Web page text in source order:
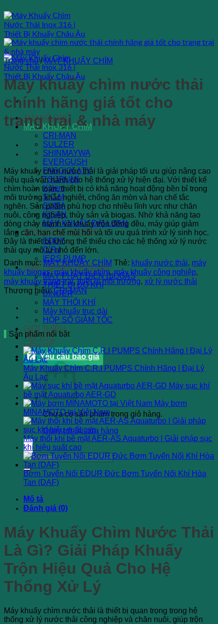
qua
nội
dung
TRANG CHỦ
MÁY KHUẤY CHÌM
CRI-MAN
SULZER
SHINMAYWA
EVERGUSH
FAGGIOLATY
TSURUMI
Xylem
S.C.M
SUMA
KISAN
MÁY KHUẤY ĐÀI LOAN
BƠM CÔNG NGHIỆP
EDDY
C.R.I
IERS PUMP
THIẾT BỊ MÔI TRƯỜNG
MÁY PHÁT ĐIỆN BIOGAS
THIẾT BỊ ĐO KHÍ
BINDER
MÁY THỔI KHÍ
Máy khuấy trục dài
HỘP SỐ GIẢM TỐC
GIỚI THIỆU
TIN TỨC
LIÊN HỆ
Yêu cầu báo giá
Chưa có sản phẩm trong giỏ hàng.
Quay trở lại cửa hàng
Tìm
kiếm:
Trang chủ / MÁY KHUẤY CHÌM
Máy khuấy chìm nước thải
chính hãng giá tốt cho
trang trại & nhà máy
Máy khuấy chìm nước thải là giải pháp tối ưu giúp nâng cao
hiệu quả vận hành cho hệ thống xử lý hiện đại. Với thiết kế
chìm hoàn toàn, thiết bị có khả năng hoạt động bền bỉ trong
môi trường khắc nghiệt, chống ăn mòn và hạn chế tắc
nghẽn. Sản phẩm phù hợp cho nhiều lĩnh vực như chăn
nuôi, công nghiệp, thủy sản và biogas. Nhờ khả năng tạo
dòng chảy mạnh và khuấy trộn đồng đều, máy giúp giảm
lắng cặn, hạn chế mùi hôi và tối ưu quá trình xử lý sinh học.
Đây là thiết bị không thể thiếu cho các hệ thống xử lý nước
thải quy mô từ nhỏ đến lớn.
Danh mục:MÁY KHUẤY CHÌM Thẻ: khuấy nước thải, máy
khuấy biogas,máy khuấy chìm,máy khuấy công nghiệp,
máy khuấy trang trại,thiết bị môi trường, xử lý nước thải
Thương hiệu:CRI-MAN
Sản phẩm nổi bật
Máy Khuấy Chìm C.R.I PUMPS Chính Hãng | Đại Lý
Âu Lạc
Máy sục khí
bề mặt Aquaturbo AER-GD
Máy bơm
MINAMOTO tại Việt Nam
Máy thổi khí bề mặt AER-AS Aquaturbo | Giải pháp sục
khí hiệu suất cao
Bơm Tuyển Nổi EDUR Đức Bơm Tuyển Nổi Khí Hòa
Tan (DAF)
Mô tả
Đánh giá (0)
Máy Khuấy Chìm Nước Thải
Là Gì? Giải Pháp Khuấy
Trộn Hiệu Quả Cho Hệ
Thống Xử Lý
Máy khuấy chìm nước thải là thiết bị quan trọng trong hệ
thống xử lý nước thải công nghiệp và chăn nuôi, giúp trộn